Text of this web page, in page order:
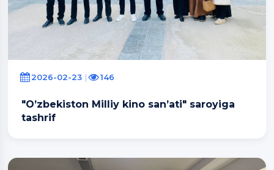
2026-02-23 146
"O’zbekiston Milliy kino san’ati" saroyiga
tashrif